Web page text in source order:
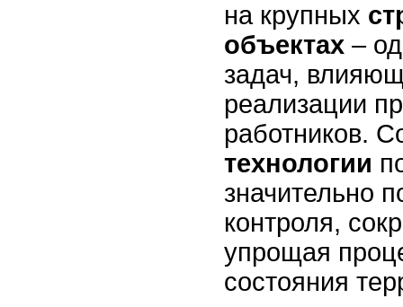
на крупных
объектах –
задач,
реализации
работников.
технологии
значительно
контроля,
упрощая
состояния